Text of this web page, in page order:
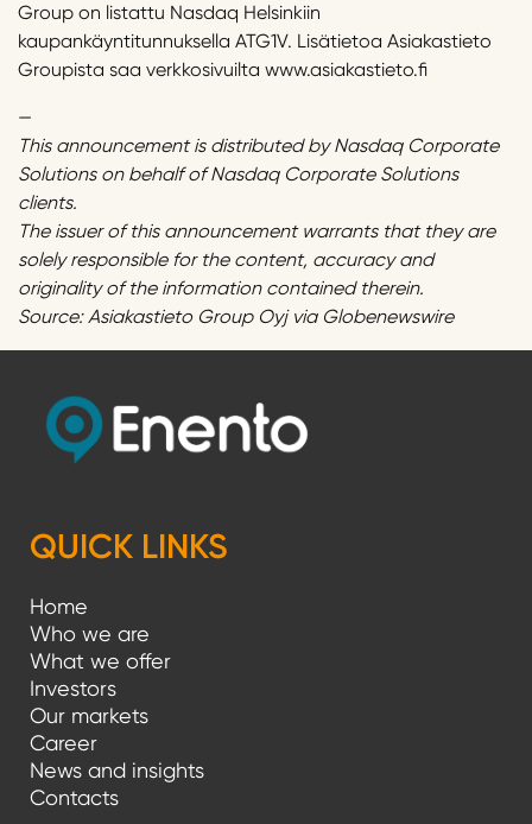
Group on listattu Nasdaq Helsinkiin
kaupankäyntitunnuksella ATG1V. Lisätietoa Asiakastieto
Groupista saa verkkosivuilta www.asiakastieto.fi
—
This announcement is distributed by Nasdaq Corporate
Solutions on behalf of Nasdaq Corporate Solutions
clients.
The issuer of this announcement warrants that they are
solely responsible for the content, accuracy and
originality of the information contained therein.
Source: Asiakastieto Group Oyj via Globenewswire
QUICK LINKS
Home
Who we are
What we offer
Investors
Our markets
Career
News and insights
Contacts